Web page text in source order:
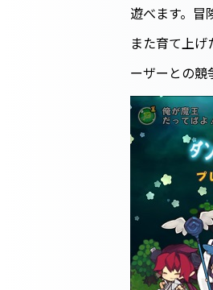
遊べます。冒
また育て上
ーザーとの競